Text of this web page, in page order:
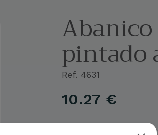
pintado
Ref. 4631
10.27 €